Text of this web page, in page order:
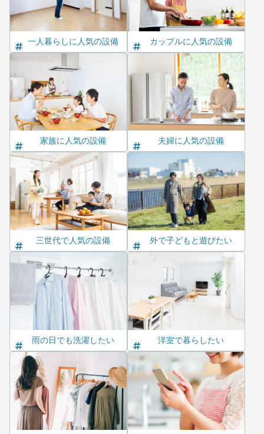
一人暮らしに人気の設備 カップルに人気の設備
家族に人気の設備 夫婦に人気の設備
三世代で人気の設備 外で子どもと遊びたい
雨の日でも洗濯したい 洋室で暮らしたい